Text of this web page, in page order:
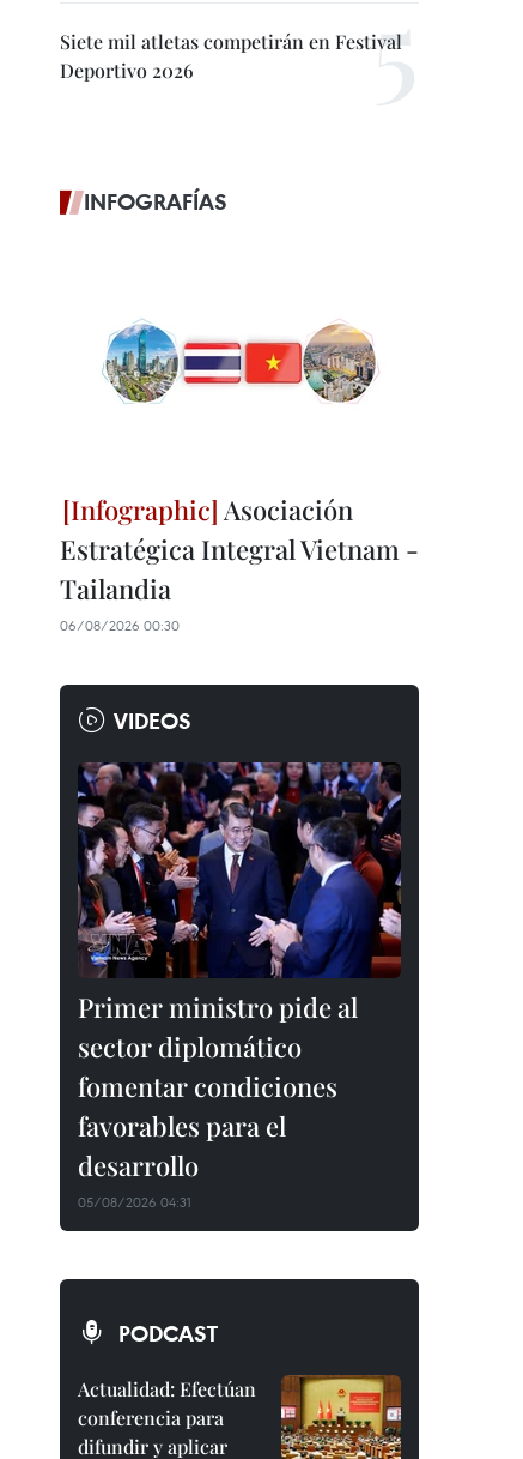
Siete mil atletas competirán en Festival
Deportivo 2026
INFOGRAFÍAS
Asociación
Estratégica Integral Vietnam -
Tailandia
06/08/2026 00:30
VIDEOS
Primer ministro pide al
sector diplomático
fomentar condiciones
favorables para el
desarrollo
05/08/2026 04:31
PODCAST
Actualidad: Efectúan
conferencia para
difundir y aplicar